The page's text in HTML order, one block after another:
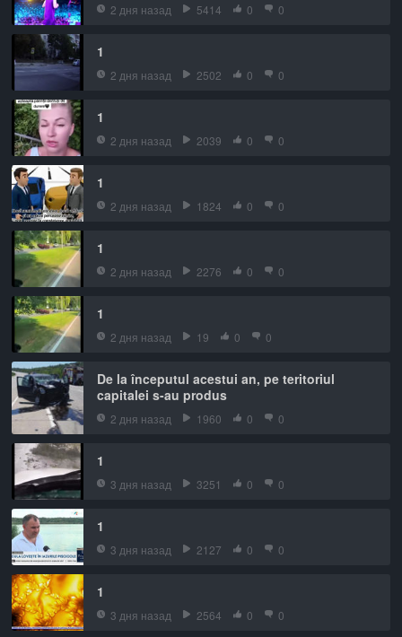
2 дня назад 5414 0 0
1
2 дня назад 2502 0 0
1
2 дня назад 2039 0 0
1
2 дня назад 1824 0 0
1
2 дня назад 2276 0 0
1
2 дня назад 19 0 0
De la începutul acestui an, pe teritoriul
capitalei s-au produs
2 дня назад 1960 0 0
1
3 дня назад 3251 0 0
1
3 дня назад 2127 0 0
1
3 дня назад 2564 0 0